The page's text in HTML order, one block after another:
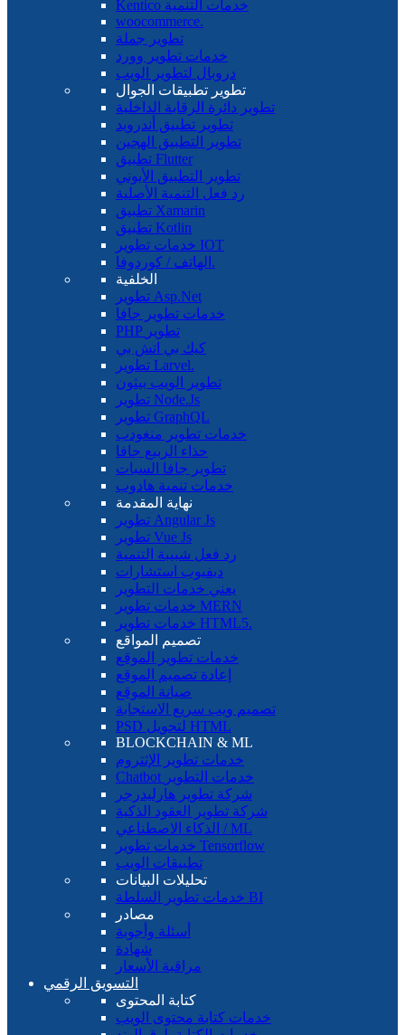
Kentico خدمات التنمية
woocommerce.
تطوير جملة
خدمات تطوير وورد
دروبال لتطوير الويب
تطوير تطبيقات الجوال
تطوير دائرة الرقابة الداخلية
تطوير تطبيق أندرويد
تطوير التطبيق الهجين
تطبيق Flutter
تطوير التطبيق الأيوني
رد فعل التنمية الأصلية
تطبيق Xamarin
تطبيق Kotlin
خدمات تطوير IOT
الهاتف / كوردوفا.
الخلفية
تطوير Asp.Net
خدمات تطوير جافا
PHP تطوير
كيك بي اتش بي
تطوير Larvel.
تطوير الويب بيثون
تطوير Node.Js
تطوير GraphQL
خدمات تطوير منغودب
حذاء الربيع جافا
تطوير جافا السبات
خدمات تنمية هادوب
نهاية المقدمة
تطوير Angular Js
تطوير Vue Js
رد فعل شبيبة التنمية
ديفيوب استشارات
يعني خدمات التطوير
خدمات تطوير MERN
خدمات تطوير HTML5.
تصميم المواقع
خدمات تطوير الموقع
إعادة تصميم الموقع
صيانة الموقع
تصميم ويب سريع الاستجابة
PSD لتحويل HTML
BLOCKCHAIN ​​& ML
خدمات تطوير الإثتروم
Chatbot خدمات التطوير
شركة تطوير هارليدرجر
شركة تطوير العقود الذكية
الذكاء الاصطناعي / ML
خدمات تطوير Tensorflow
تطبيقات الويب
تحليلات البيانات
خدمات تطوير السلطة BI
مصادر
أسئلة وأجوبة
شهادة
مراقبة الأسعار
التسويق الرقمي
كتابة المحتوى
خدمات كتابة محتوى الويب